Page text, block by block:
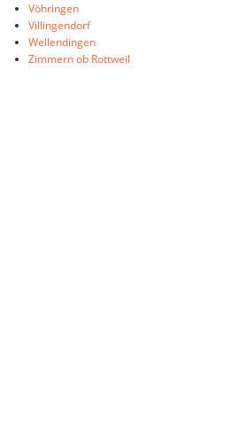
Vöhringen
Villingendorf
Wellendingen
Zimmern ob Rottweil